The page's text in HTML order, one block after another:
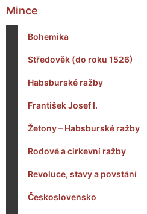
Mince
Bohemika
Středověk (do roku 1526)
Habsburské ražby
František Josef I.
Žetony – Habsburské ražby
Rodové a cirkevní ražby
Revoluce, stavy a povstání
Československo